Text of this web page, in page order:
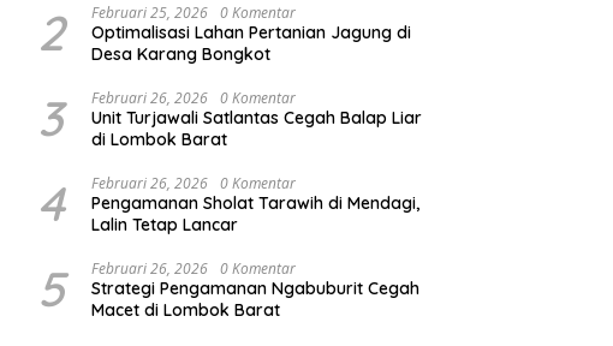
2 Februari 25, 2026 0 Komentar
Optimalisasi Lahan Pertanian Jagung di
Desa Karang Bongkot
3 Februari 26, 2026 0 Komentar
Unit Turjawali Satlantas Cegah Balap Liar
di Lombok Barat
4 Februari 26, 2026 0 Komentar
Pengamanan Sholat Tarawih di Mendagi,
Lalin Tetap Lancar
5 Februari 26, 2026 0 Komentar
Strategi Pengamanan Ngabuburit Cegah
Macet di Lombok Barat